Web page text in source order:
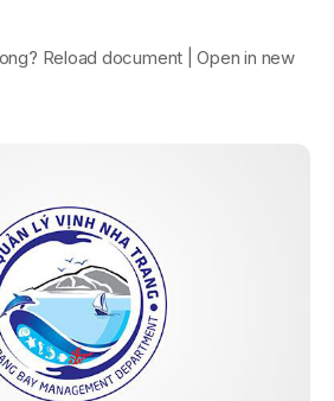
Reload document | Open in new